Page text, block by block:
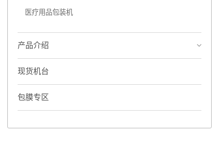
医疗用品包装机
产品介绍
现货机台
包膜专区